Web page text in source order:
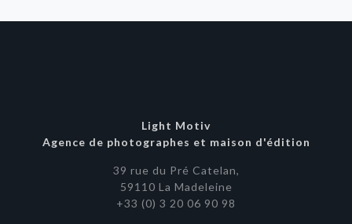
Light Motiv
Agence de photographes et maison d'édition
39 rue du Pré Catelan,
59110 La Madeleine
+33 (0) 3 20 06 90 98